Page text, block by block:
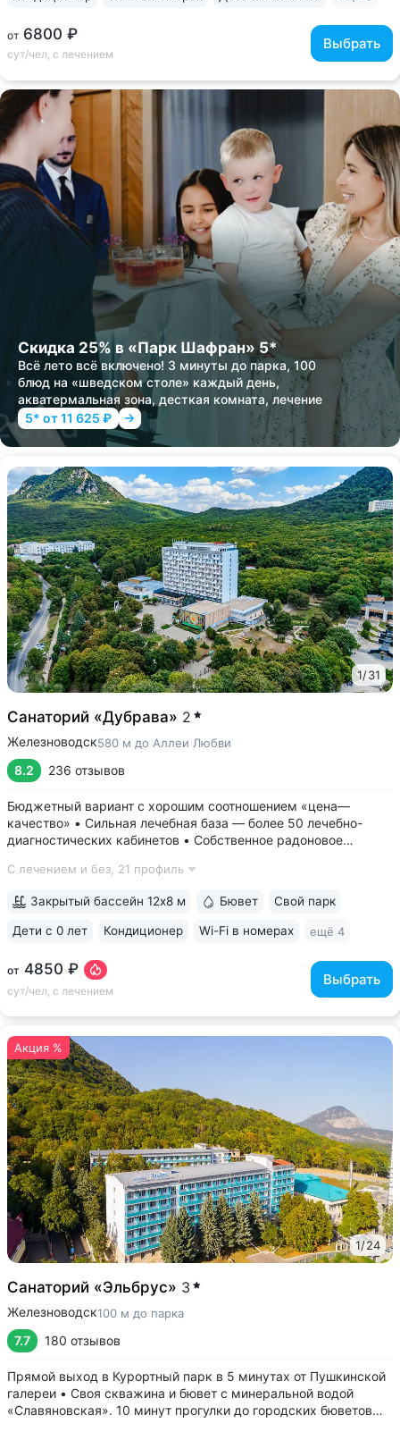
от 6800 ₽
сут/чел, с лечением
Выбрать
Скидка 25% в «Парк Шафран» 5*
Всё лето всё включено! 3 минуты до парка, 100
блюд на «шведском столе» каждый день,
акватермальная зона, десткая комната, лечение
5* от 11 625 ₽
1/31
Санаторий «Дубрава» 2
Железноводск580 м до Аллеи Любви
8.2 236 отзывов
Бюджетный вариант с хорошим соотношением «цена—
качество» • Сильная лечебная база — более 50 лечебно-
диагностических кабинетов • Собственное радоновое
с минеральной водой «Славяновская» и «Смирновская» •
С лечением и без, 21 профиль
от 4850 ₽
сут/чел, с лечением
Выбрать
Закрытый бассейн 12х8 м Бювет Свой парк
Дети с 0 лет Кондиционер Wi-Fi в номерах ещё 4
Акция %
1/24
Санаторий «Эльбрус» 3
Железноводск100 м до парка
7.7 180 отзывов
Прямой выход в Курортный парк в 5 минутах от Пушкинской
галереи • Своя скважина и бювет с минеральной водой
«Славяновская». 10 минут прогулки до городских бюветов